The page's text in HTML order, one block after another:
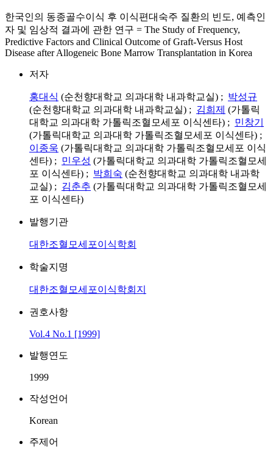
한국인의 동종골수이식 후 이식편대숙주 질환의 빈도, 예측인
자 및 임상적 결과에 관한 연구 = The Study of Frequency,
Predictive Factors and Clinical Outcome of Graft-Versus Host
Disease after Allogeneic Bone Marrow Transplantation in Korea
저자
홍대식 (순천향대학교 의과대학 내과학교실) ; 박성규
(순천향대학교 의과대학 내과학교실) ; 김희제 (가톨릭
대학교 의과대학 가톨릭조혈모세포 이식센타) ; 민창기
(가톨릭대학교 의과대학 가톨릭조혈모세포 이식센타) ;
이종욱 (가톨릭대학교 의과대학 가톨릭조혈모세포 이식
센타) ; 민우성 (가톨릭대학교 의과대학 가톨릭조혈모세
포 이식센타) ; 박희숙 (순천향대학교 의과대학 내과학
교실) ; 김춘추 (가톨릭대학교 의과대학 가톨릭조혈모세
포 이식센타)
발행기관
대한조혈모세포이식학회
학술지명
대한조혈모세포이식학회지
권호사항
Vol.4 No.1 [1999]
발행연도
1999
작성언어
Korean
주제어